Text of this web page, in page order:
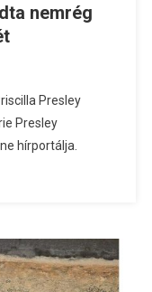
nemrég
Presley
Presley
hírportálja.